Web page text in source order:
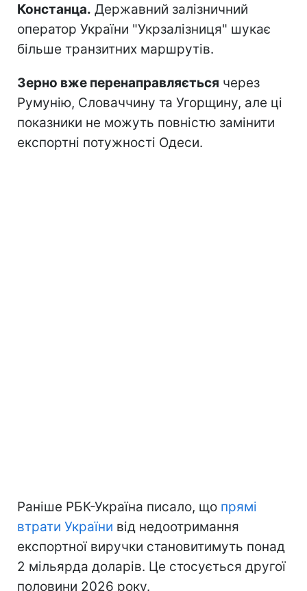
Констанца. Державний залізничний
оператор України "Укрзалізниця" шукає
більше транзитних маршрутів.
Зерно вже перенаправляється через
Румунію, Словаччину та Угорщину, але ці
показники не можуть повністю замінити
експортні потужності Одеси.
Раніше РБК-Україна писало, що прямі
втрати України від недоотримання
експортної виручки становитимуть понад
2 мільярда доларів. Це стосується другої
половини 2026 року.